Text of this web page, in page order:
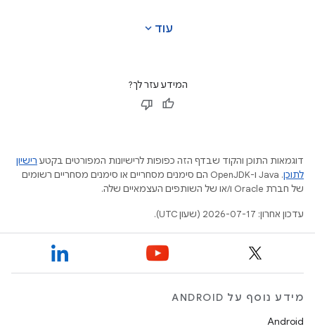
עוד expand_more
המידע עזר לך?
דוגמאות התוכן והקוד שבדף הזה כפופות לרישיונות המפורטים בקטע רישיון
לתוכן
.‏ Java ו-OpenJDK הם סימנים מסחריים או סימנים מסחריים רשומים
של חברת Oracle ו/או של השותפים העצמאיים שלה.
עדכון אחרון: 2026-07-17 (שעון UTC).
מידע נוסף על ANDROID
Android